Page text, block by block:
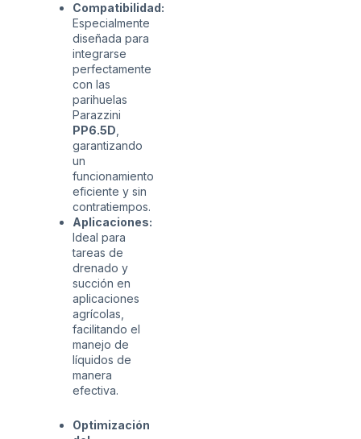
Compatibilidad:
Especialmente
diseñada para
integrarse
perfectamente
con las
parihuelas
Parazzini
PP6.5D
garantizando
un
funcionamiento
eficiente y sin
contratiempos.
Aplicaciones:
Ideal para
tareas de
drenado y
succión en
aplicaciones
agrícolas,
facilitando el
manejo de
líquidos de
manera
efectiva.
Optimización